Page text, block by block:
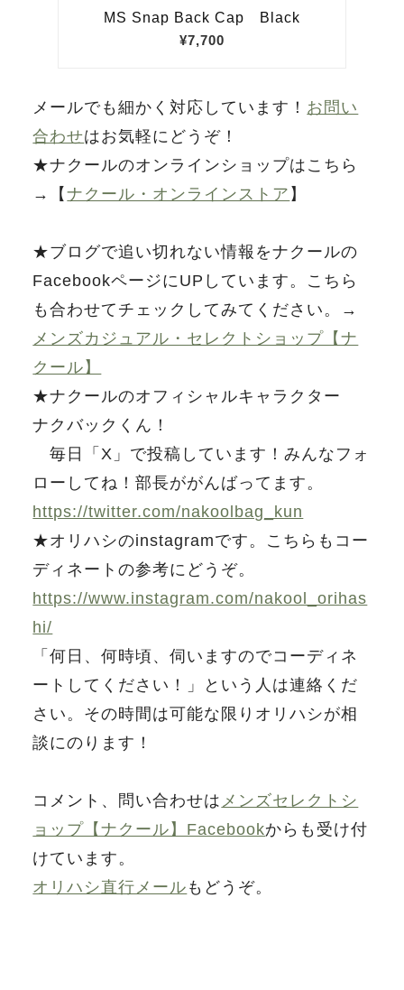
メールでも細かく対応しています！ お問い
合わせはお気軽にどうぞ！
★ナクールのオンラインショップはこちら
→【ナクール・オンラインストア 】
★ブログで追い切れない情報をナクールの
FacebookページにUPしています。こちら
も合わせてチェックしてみてください。→
メンズカジュアル・セレクトショップ【ナ
クール】
★ナクールのオフィシャルキャラクター
ナクバックくん！
毎日「X」で投稿しています！みんなフォ
ローしてね！部長ががんばってます。
https://twitter.com/nakoolbag_kun
★オリハシのinstagramです。こちらもコー
ディネートの参考にどうぞ。
https://www.instagram.com/nakool_orihas
hi/
「何日、何時頃、伺いますのでコーディネ
ートしてください！」という人は連絡くだ
さい。その時間は可能な限りオリハシが相
談にのります！
コメント、問い合わせは メンズセレクトシ
ョップ【ナクール】Facebookからも受け付
けています。
オリハシ直行メール もどうぞ。